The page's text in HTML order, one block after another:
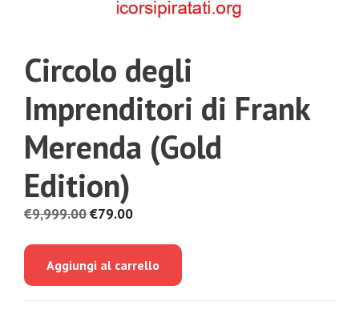
Circolo degli
Imprenditori di Frank
Merenda (Gold
Edition)
€9,999.00Il
era:
€79.00Il
è:
Aggiungi al carrello